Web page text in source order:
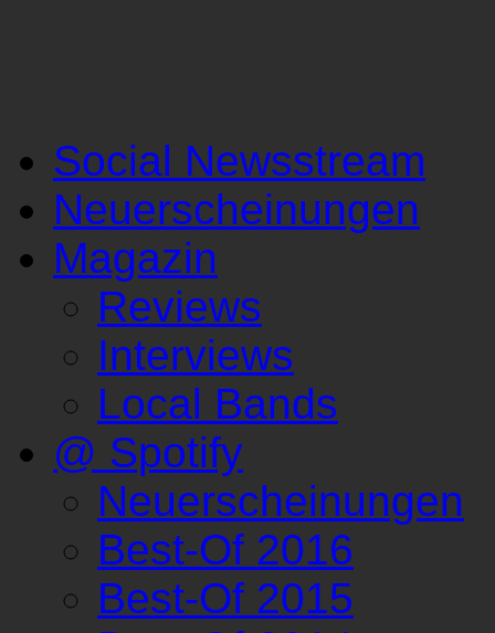
Social Newsstream
Neuerscheinungen
Magazin
Reviews
Interviews
Local Bands
@ Spotify
Neuerscheinungen
Best-Of 2016
Best-Of 2015